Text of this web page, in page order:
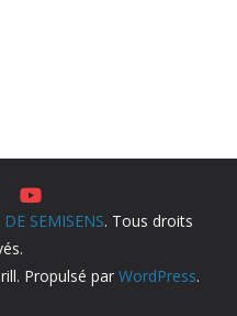
DE SEMISENS. Tous droits
Propulsé par WordPress.